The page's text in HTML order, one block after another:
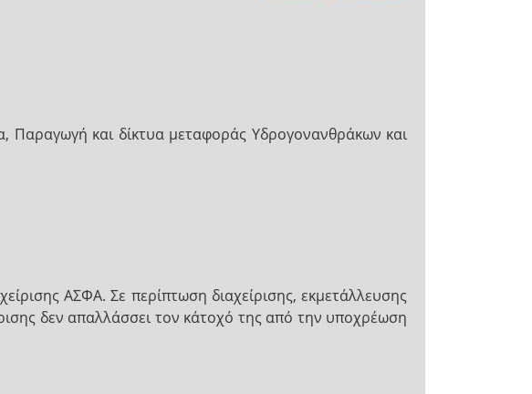
Παραγωγή και δίκτυα μεταφοράς Υδρογονανθράκων και
ΑΣΦΑ. Σε περίπτωση διαχείρισης, εκμετάλλευσης
δεν απαλλάσσει τον κάτοχό της από την υποχρέωση